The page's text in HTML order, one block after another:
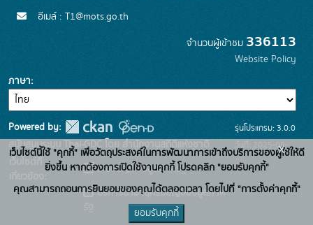
อีเมล์ : T1@mots.go.th
จำนวนผู้เข้าชม 336113
Website Policy
ภาษา
Powered by:
สนับสนุนระบบ Thai-GDC โดย สำนักงานสถิติแห่งชาติ
เว็บไซต์ที่
เกี่ยวข้อง:
ระบบบัญชีข้อมูลภาครัฐ
บริการนามานุกรมบัญชีข้อมูลภาค
รุ่นโปรแกรม: 3.0.0
วันที่: 2025-06-
26
เว็บไซต์นี้ใช้ "คุกกี้" เพื่อวัตถุประสงค์ในการพัฒนาการเข้าถึงบริการของผู้ใช้ให้ดี
ยิ่งขึ้น หากต้องการเปิดใช้งานคุกกี้ โปรดคลิก "ยอมรับคุกกี้"
คุณสามารถถอนการยินยอมของคุณได้ตลอดเวลา โดยไปที่ "การตั้งค่าคุกกี้"
ยอมรับคุกกี้
x